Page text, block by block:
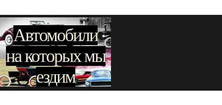
Автомобили
на которых мы
ездим